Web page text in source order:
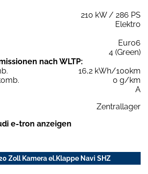
210 kW / 286 PS
Elektro
Euro6
4 (Green)
nach WLTP:
16,2 kWh/100km
0 g/km
A
Zentrallager
e-tron anzeigen
Zoll Kamera el.Klappe Navi SHZ